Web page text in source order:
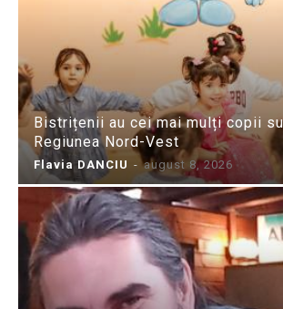
Bistrițenii au cei mai mulți copii
Regiunea Nord-Vest
Flavia DANCIU - august 8, 2026